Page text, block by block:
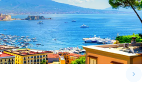
keyboard_arrow_right